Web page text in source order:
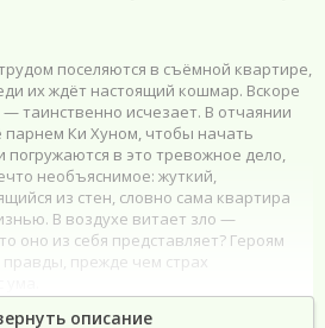
поселяются в съёмной квартире,
их ждёт настоящий кошмар. Вскоре
таинственно исчезает. В отчаянии
парнем Ки Хуном, чтобы начать
погружаются в это тревожное дело,
необъяснимое: жуткий,
из стен, словно сама квартира
В воздухе витает зло —
оно из себя представляет? Героям
правды, прежде чем страх
описание